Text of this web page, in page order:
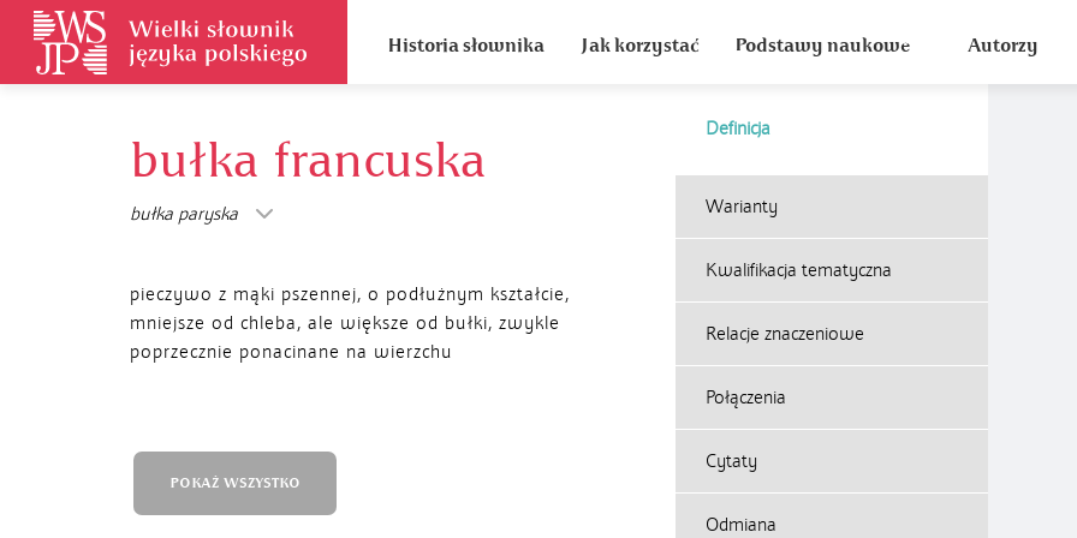
Historia słownika Jak korzystać Podstawy naukowe Autorzy
bułka francuska
bułka paryska
Definicja
pieczywo z mąki pszennej, o podłużnym kształcie,
mniejsze od chleba, ale większe od bułki, zwykle
poprzecznie ponacinane na wierzchu
Warianty
Kwalifikacja tematyczna
Relacje znaczeniowe
Połączenia
Cytaty
Odmiana
POKAŻ WSZYSTKO